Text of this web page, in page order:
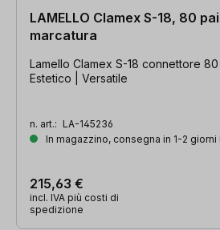
LAMELLO Clamex S-18, 80
marcatura
Lamello Clamex S-18 connettore 80
Estetico | Versatile
n. art.: LA-145236
In magazzino, consegna in 1-2 giorni
215,63 €
incl. IVA più costi di
spedizione